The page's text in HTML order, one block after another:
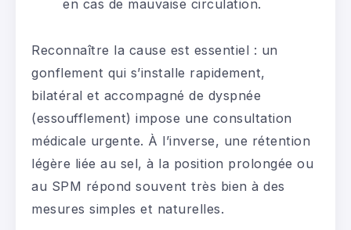
en cas de mauvaise circulation.
Reconnaître la cause est essentiel : un
gonflement qui s’installe rapidement,
bilatéral et accompagné de dyspnée
(essoufflement) impose une consultation
médicale urgente. À l’inverse, une rétention
légère liée au sel, à la position prolongée ou
au SPM répond souvent très bien à des
mesures simples et naturelles.